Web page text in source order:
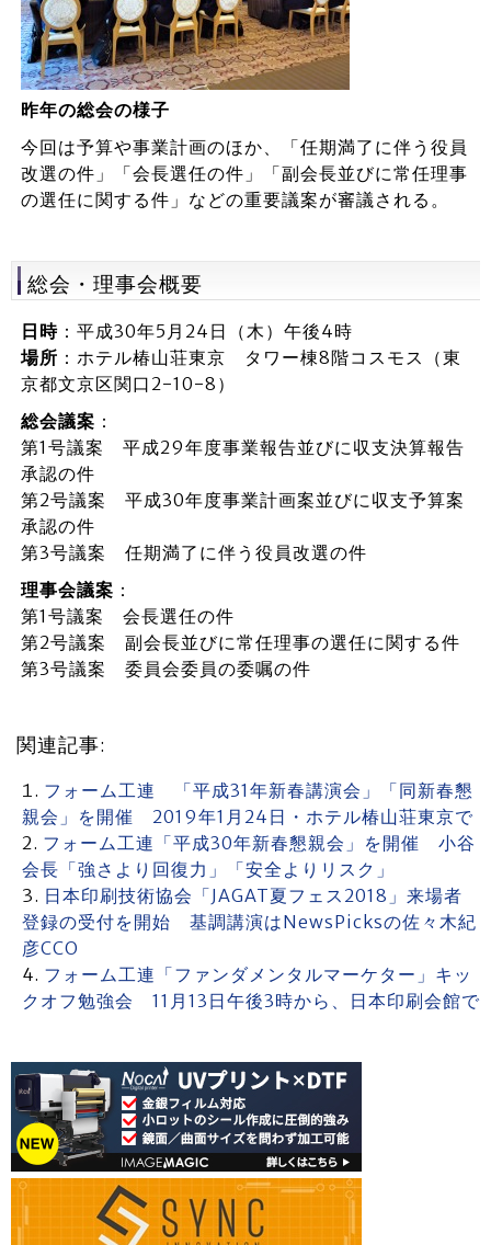
昨年の総会の様子
今回は予算や事業計画のほか、「任期満了に伴う役員
改選の件」「会長選任の件」「副会長並びに常任理事
の選任に関する件」などの重要議案が審議される。
総会・理事会概要
日時：平成30年5月24日（木）午後4時
場所 ：ホテル椿山荘東京 タワー棟8階コスモス（東
京都文京区関口2-10-8）
総会議案 ：
第1号議案 平成29年度事業報告並びに収支決算報告
承認の件
第2号議案 平成30年度事業計画案並びに収支予算案
承認の件
第3号議案 任期満了に伴う役員改選の件
理事会議案 ：
第1号議案 会長選任の件
第2号議案 副会長並びに常任理事の選任に関する件
第3号議案 委員会委員の委嘱の件
関連記事:
フォーム工連 「平成31年新春講演会」「同新春懇
親会」を開催 2019年1月24日・ホテル椿山荘東京で
フォーム工連「平成30年新春懇親会」を開催 小谷
会長「強さより回復力」「安全よりリスク」
日本印刷技術協会「JAGAT夏フェス2018」来場者
登録の受付を開始 基調講演はNewsPicksの佐々木紀
彦CCO
フォーム工連「ファンダメンタルマーケター」キッ
クオフ勉強会 11月13日午後3時から、日本印刷会館で